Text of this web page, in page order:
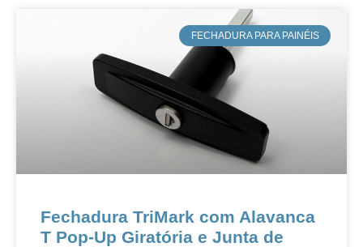
​FECHADURA PARA PAINÉIS
Fechadura TriMark com Alavanca
T Pop-Up Giratória e Junta de